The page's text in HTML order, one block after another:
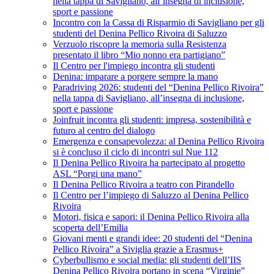
sport e passione
Incontro con la Cassa di Risparmio di Savigliano per gli
studenti del Denina Pellico Rivoira di Saluzzo
Verzuolo riscopre la memoria sulla Resistenza
presentato il libro “Mio nonno era partigiano”
Il Centro per l'impiego incontra gli studenti
Denina: imparare a porgere sempre la mano
Paradriving 2026: studenti del “Denina Pellico Rivoira”
nella tappa di Savigliano, all’insegna di inclusione,
sport e passione
Joinfruit incontra gli studenti: impresa, sostenibilità e
futuro al centro del dialogo
Emergenza e consapevolezza: al Denina Pellico Rivoira
si è concluso il ciclo di incontri sul Nue 112
Il Denina Pellico Rivoira ha partecipato al progetto
ASL “Porgi una mano”
Il Denina Pellico Rivoira a teatro con Pirandello
Il Centro per l’impiego di Saluzzo al Denina Pellico
Rivoira
Motori, fisica e sapori: il Denina Pellico Rivoira alla
scoperta dell’Emilia
Giovani menti e grandi idee: 20 studenti del “Denina
Pellico Rivoira” a Siviglia grazie a Erasmus+
Cyberbullismo e social media: gli studenti dell’IIS
Denina Pellico Rivoira portano in scena “Virginie”